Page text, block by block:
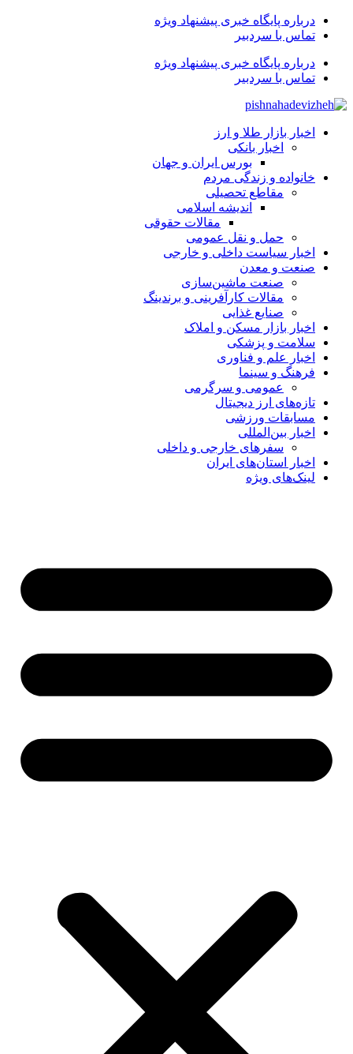
درباره پایگاه خبری پیشنهاد ویژه
تماس با سردبیر
درباره پایگاه خبری پیشنهاد ویژه
تماس با سردبیر
اخبار بازار طلا و ارز
اخبار بانکی
بورس ایران و جهان
خانواده و زندگی مردم
مقاطع تحصیلی
اندیشه اسلامی
مقالات حقوقی
حمل و نقل عمومی
اخبار سیاست داخلی و خارجی
صنعت و معدن
صنعت ماشین‌سازی
مقالات کارآفرینی و برندینگ
صنایع غذایی
اخبار بازار مسکن و املاک
سلامت و پزشکی
اخبار علم و فناوری
فرهنگ و سینما
عمومی و سرگرمی
تازه‌های ارز دیجیتال
مسابقات ورزشی
اخبار بین‌المللی
سفرهای خارجی و داخلی
اخبار استان‌های ایران
لینک‌های ویژه